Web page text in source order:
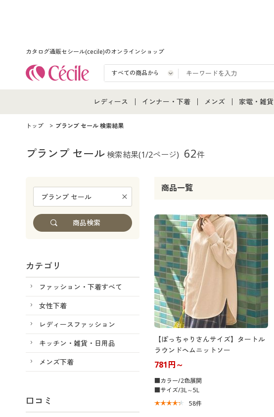
カタログ通販セシール(cecile)のオンラインショップ
レディース
レディース通販すべて
インナー・下着 メンズ 家電・雑貨
トップ プランプ セール 検索結果
プランプ セール検索結果(1/2ページ) 62件
商品一覧
【ぽっちゃりさんサイズ】タートル
ラウンドヘムニットソー
781円～
■カラー/2色展開
■サイズ/3L～5L
58件
カテゴリ
ファッション・下着すべて
女性下着
レディースファッション
キッチン・雑貨・日用品
メンズ下着
口コミ